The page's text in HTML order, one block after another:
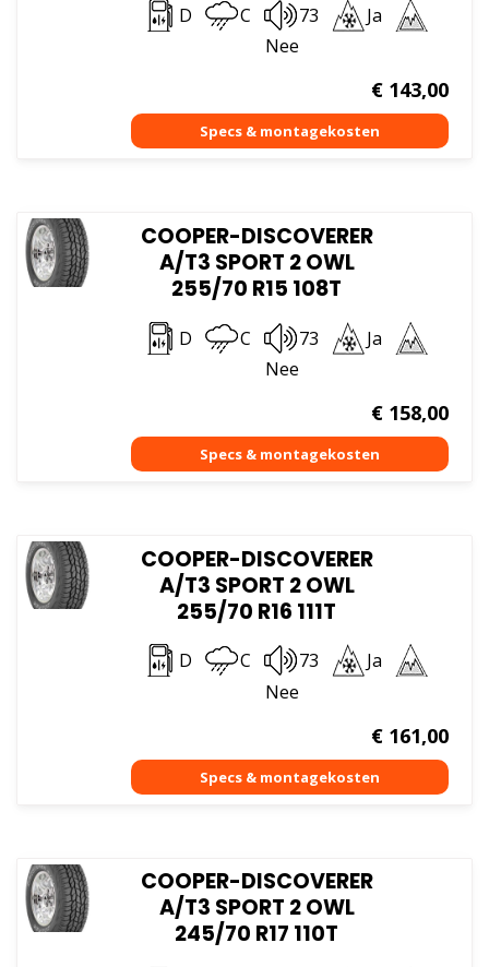
D C 73
Ja
Nee
€143,00
COOPER-DISCOVERER
A/T3 SPORT 2 OWL
255/70 R15 108T
D C 73
Ja
Nee
€158,00
COOPER-DISCOVERER
A/T3 SPORT 2 OWL
255/70 R16 111T
D C 73
Ja
Nee
€161,00
COOPER-DISCOVERER
A/T3 SPORT 2 OWL
245/70 R17 110T